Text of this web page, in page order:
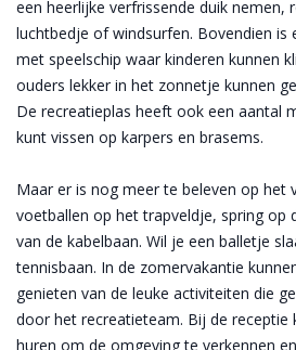
een heerlijke verfrissende duik nemen,
luchtbedje of windsurfen. Bovendien is
met speelschip waar kinderen kunnen
ouders lekker in het zonnetje kunnen
De recreatieplas heeft ook een aantal
kunt vissen op karpers en brasems.
Maar er is nog meer te beleven op het
voetballen op het trapveldje, spring op
van de kabelbaan. Wil je een balletje
tennisbaan. In de zomervakantie
genieten van de leuke activiteiten die
door het recreatieteam. Bij de receptie
huren om de omgeving te verkennen